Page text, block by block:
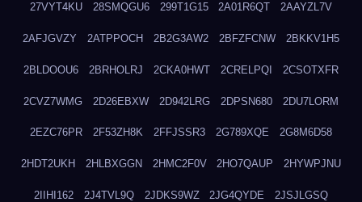
27VYT4KU 28SMQGU6 299T1G15 2A01R6QT 2AAYZL7V
2AFJGVZY 2ATPPOCH 2B2G3AW2 2BFZFCNW 2BKKV1H5
2BLDOOU6 2BRHOLRJ 2CKA0HWT 2CRELPQI 2CSOTXFR
2CVZ7WMG 2D26EBXW 2D942LRG 2DPSN680 2DU7LORM
2EZC76PR 2F53ZH8K 2FFJSSR3 2G789XQE 2G8M6D58
2HDT2UKH 2HLBXGGN 2HMC2F0V 2HO7QAUP 2HYWPJNU
2IIHI162 2J4TVL9Q 2JDKS9WZ 2JG4QYDE 2JSJLGSQ